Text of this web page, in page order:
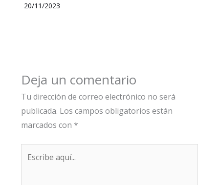
20/11/2023
Deja un comentario
Tu dirección de correo electrónico no será
publicada. Los campos obligatorios están
marcados con *